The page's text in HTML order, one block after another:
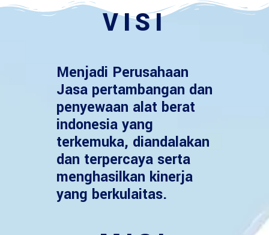
VISI
Menjadi Perusahaan
Jasa pertambangan dan
penyewaan alat berat
indonesia yang
terkemuka, diandalakan
dan terpercaya serta
menghasilkan kinerja
yang berkulaitas.